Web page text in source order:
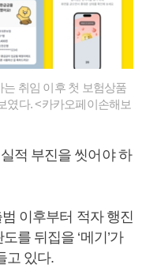
취임 이후 첫 보험상품
였다. <카카오페이손해보
적 부진을 씻어야 하
이후부터 적자 행진
를 뒤집을 ‘메기’가
고 있다.